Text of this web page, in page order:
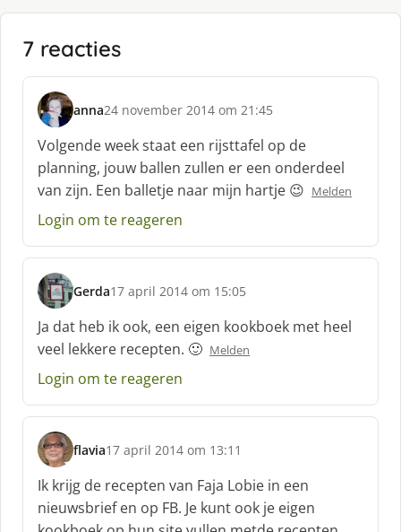
7 reacties
anna
s
c
h
r
e
e
:
24 november 2014 om 21:45
Volgende week staat een rijsttafel op de
planning, jouw ballen zullen er een onderdeel
van zijn. Een balletje naar mijn hartje 😉 Melden
Login om te reageren
Gerda
s
c
h
r
e
f
17 april 2014 om 15:05
Ja dat heb ik ook, een eigen kookboek met heel
veel lekkere recepten. 🙂 Melden
Login om te reageren
flavia
s
c
h
r
17 april 2014 om 13:11
Ik krijg de recepten van Faja Lobie in een
nieuwsbrief en op FB. Je kunt ook je eigen